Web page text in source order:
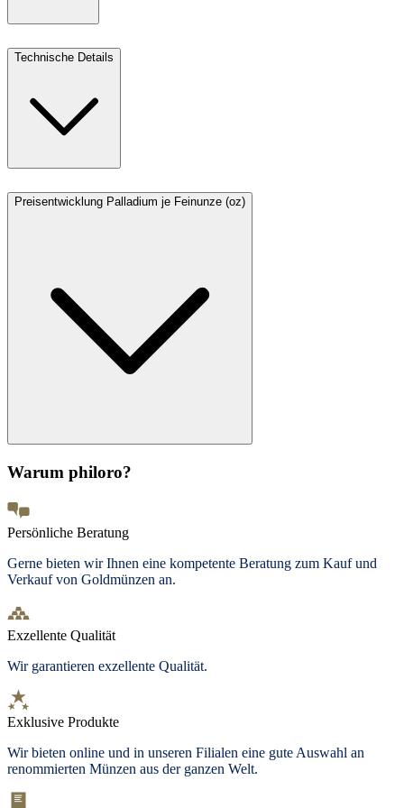
Technische Details
Preisentwicklung Palladium je Feinunze (oz)
Warum philoro?
Persönliche Beratung
Gerne bieten wir Ihnen eine kompetente Beratung zum Kauf und
Verkauf von Goldmünzen an.
Exzellente Qualität
Wir garantieren exzellente Qualität.
Exklusive Produkte
Wir bieten online und in unseren Filialen eine gute Auswahl an
renommierten Münzen aus der ganzen Welt.